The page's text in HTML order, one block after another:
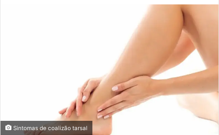
Sintomas de coalizão tarsal